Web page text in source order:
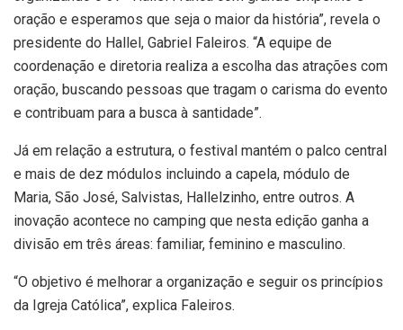
oração e esperamos que seja o maior da história”, revela o
presidente do Hallel, Gabriel Faleiros. “A equipe de
coordenação e diretoria realiza a escolha das atrações com
oração, buscando pessoas que tragam o carisma do evento
e contribuam para a busca à santidade”.
Já em relação a estrutura, o festival mantém o palco central
e mais de dez módulos incluindo a capela, módulo de
Maria, São José, Salvistas, Hallelzinho, entre outros. A
inovação acontece no camping que nesta edição ganha a
divisão em três áreas: familiar, feminino e masculino.
“O objetivo é melhorar a organização e seguir os princípios
da Igreja Católica”, explica Faleiros.